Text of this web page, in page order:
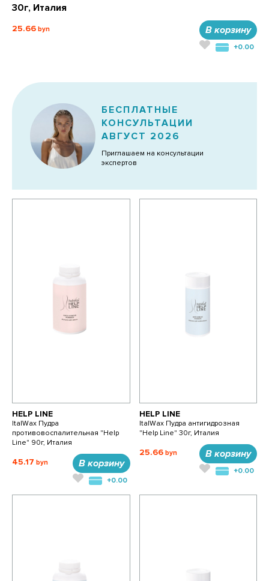
30г, Италия
25.66 В корзину
+0.00
БЕСПЛАТНЫЕ
КОНСУЛЬТАЦИИ
АВГУСТ 2026
Приглашаем на консультации
экспертов
HELP LINE
ItalWax Пудра
противовоспалительная "Help
Line" 90г, Италия
45.17 В корзину
+0.00
HELP LINE
ItalWax Пудра антигидрозная
"Help Line" 30г, Италия
25.66 В корзину
+0.00